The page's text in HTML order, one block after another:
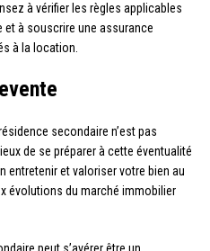
à vérifier les règles applicables
à souscrire une assurance
à la location.
secondaire n’est pas
de se préparer à cette éventualité
entretenir et valoriser votre bien au
évolutions du marché immobilier